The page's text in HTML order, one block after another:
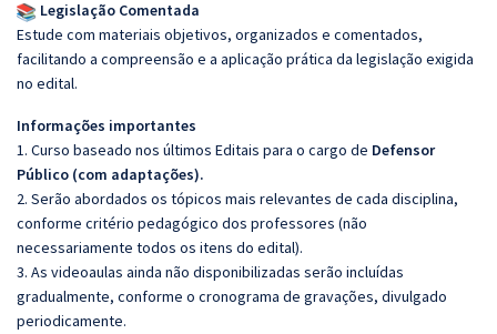
Legislação Comentada
Estude com materiais objetivos, organizados e comentados,
facilitando a compreensão e a aplicação prática da legislação exigida
no edital.
Informações importantes
1. Curso baseado nos últimos Editais para o cargo de Defensor
Público (com adaptações).
2. Serão abordados os tópicos mais relevantes de cada disciplina,
conforme critério pedagógico dos professores (não
necessariamente todos os itens do edital).
3. As videoaulas ainda não disponibilizadas serão incluídas
gradualmente, conforme o cronograma de gravações, divulgado
periodicamente.